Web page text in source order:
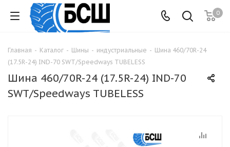
0
Главная - Каталог - Шины - индустриальные - Шина 460/70R-24
(17.5R-24) IND-70 SWT/Speedways TUBELESS
Шина 460/70R-24 (17.5R-24) IND-70
SWT/Speedways TUBELESS